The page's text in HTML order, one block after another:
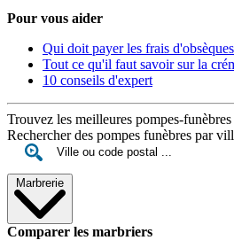
Pour vous aider
Qui doit payer les frais
Tout ce qu'il faut savoir sur la
10 conseils d'expert
Trouvez les meilleures pompes-
Rechercher des pompes funèbres par
Marbrerie
Comparer les marbriers